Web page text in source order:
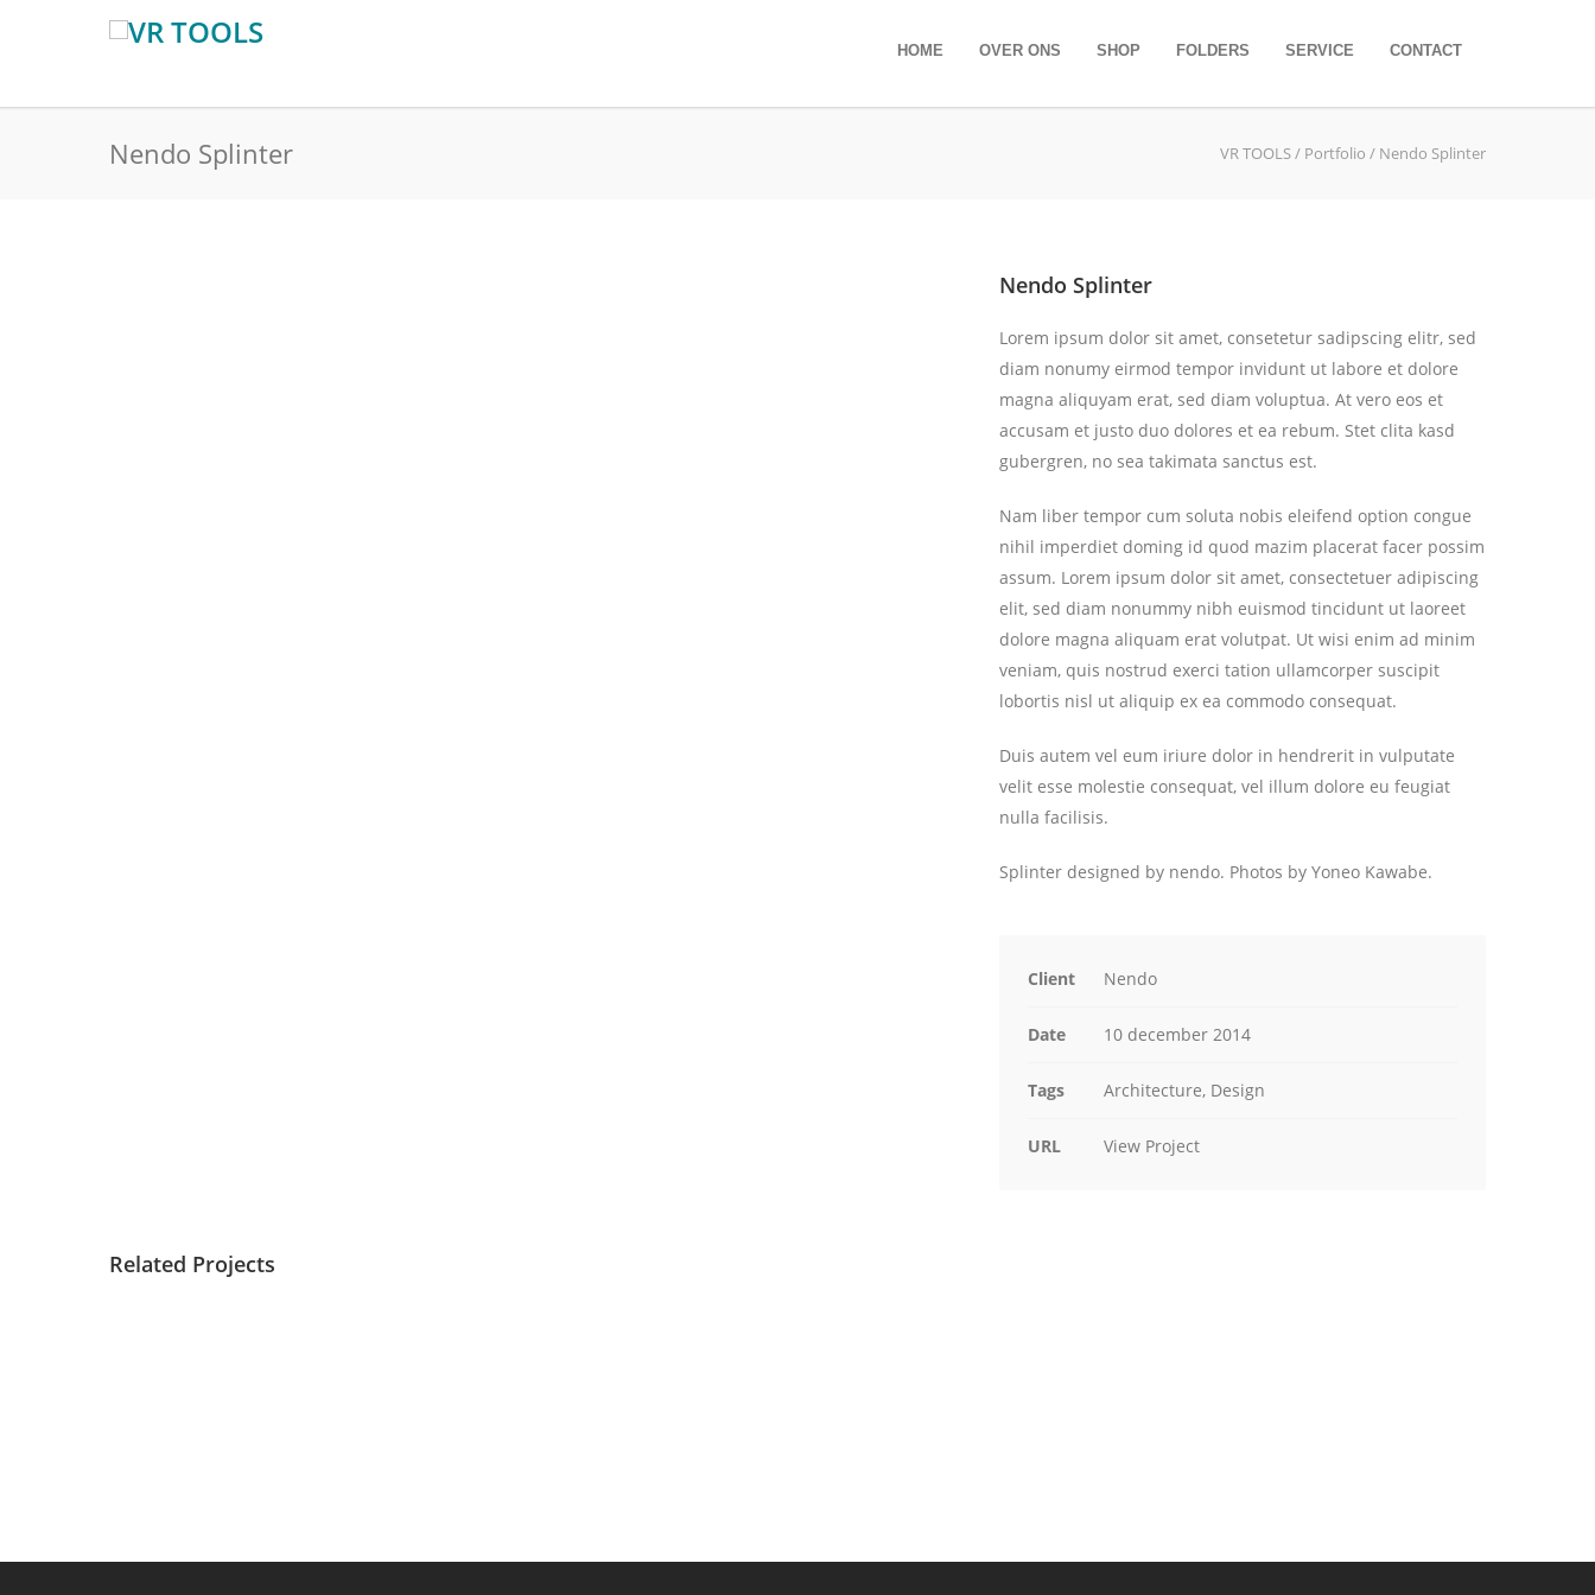
HOME OVER ONS SHOP FOLDERS SERVICE CONTACT
Nendo Splinter VR TOOLS/ Portfolio / Nendo Splinter
Nendo Splinter
Lorem ipsum dolor sit amet, consetetur sadipscing elitr, sed
diam nonumy eirmod tempor invidunt ut labore et dolore
magna aliquyam erat, sed diam voluptua. At vero eos et
accusam et justo duo dolores et ea rebum. Stet clita kasd
gubergren, no sea takimata sanctus est.
Nam liber tempor cum soluta nobis eleifend option congue
nihil imperdiet doming id quod mazim placerat facer possim
assum. Lorem ipsum dolor sit amet, consectetuer adipiscing
elit, sed diam nonummy nibh euismod tincidunt ut laoreet
dolore magna aliquam erat volutpat. Ut wisi enim ad minim
veniam, quis nostrud exerci tation ullamcorper suscipit
lobortis nisl ut aliquip ex ea commodo consequat.
Duis autem vel eum iriure dolor in hendrerit in vulputate
velit esse molestie consequat, vel illum dolore eu feugiat
nulla facilisis.
Splinter designed by nendo. Photos by Yoneo Kawabe.
Client Nendo
Date 10 december 2014
Tags Architecture, Design
URL View Project
Related Projects